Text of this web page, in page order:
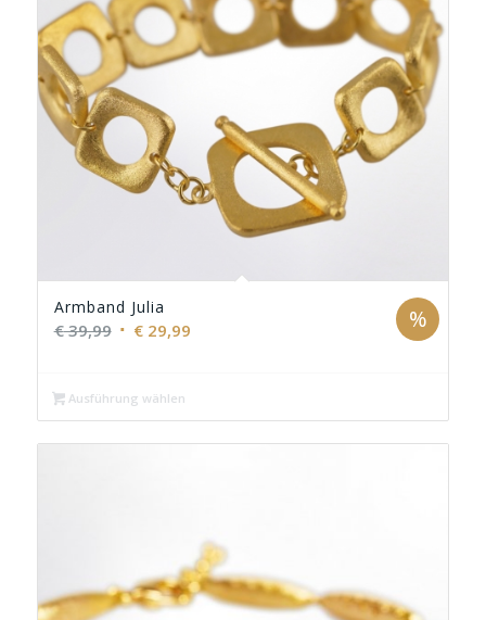
Armband Julia
€39,99 Ursprünglicher
€ 39,99
€29,99Aktueller
%
Ausführung wählen